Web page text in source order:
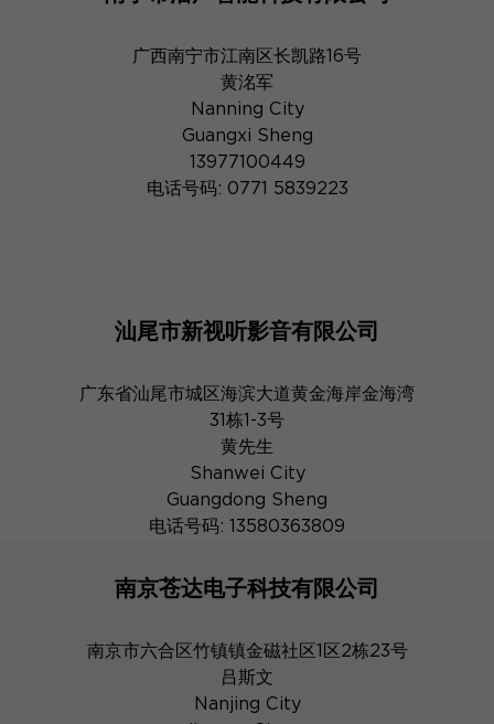
广西南宁市江南区长凯路16号
黄洺军
Nanning City
Guangxi Sheng
13977100449
电话号码: 0771 5839223
汕尾市新视听影音有限公司
广东省汕尾市城区海滨大道黄金海岸金海湾
31栋1-3号
黄先生
Shanwei City
Guangdong Sheng
电话号码: 13580363809
南京苍达电子科技有限公司
南京市六合区竹镇镇金磁社区1区2栋23号
吕斯文
Nanjing City